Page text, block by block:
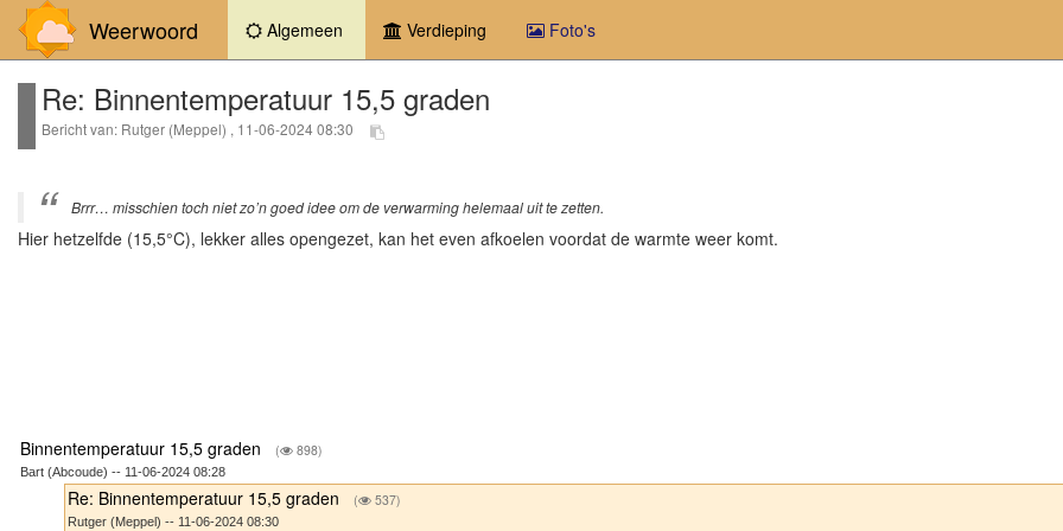
Weerwoord Algemeen (current)Verdieping Foto's
Re: Binnentemperatuur 15,5 graden
Bericht van: Rutger (Meppel) , 11-06-2024 08:30
Brrr… misschien toch niet zo’n goed idee om de verwarming helemaal uit te zetten.
Hier hetzelfde (15,5°C), lekker alles opengezet, kan het even afkoelen voordat de warmte weer komt.
Binnentemperatuur 15,5 graden ( 898)
Bart (Abcoude) -- 11-06-2024 08:28
Re: Binnentemperatuur 15,5 graden ( 537)
Rutger (Meppel) -- 11-06-2024 08:30